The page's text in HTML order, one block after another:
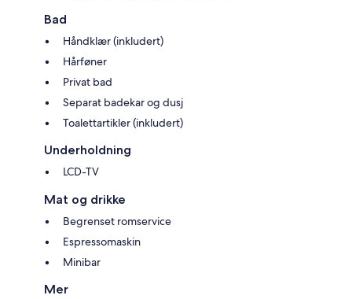
Bad
Håndklær (inkludert)
Hårføner
Privat bad
Separat badekar og dusj
Toalettartikler (inkludert)
Underholdning
LCD-TV
Mat og drikke
Begrenset romservice
Espressomaskin
Minibar
Mer